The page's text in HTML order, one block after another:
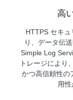
高
HTTPS セキ
り、データ伝
Simple Log
トレージにより
かつ高信頼性の
用